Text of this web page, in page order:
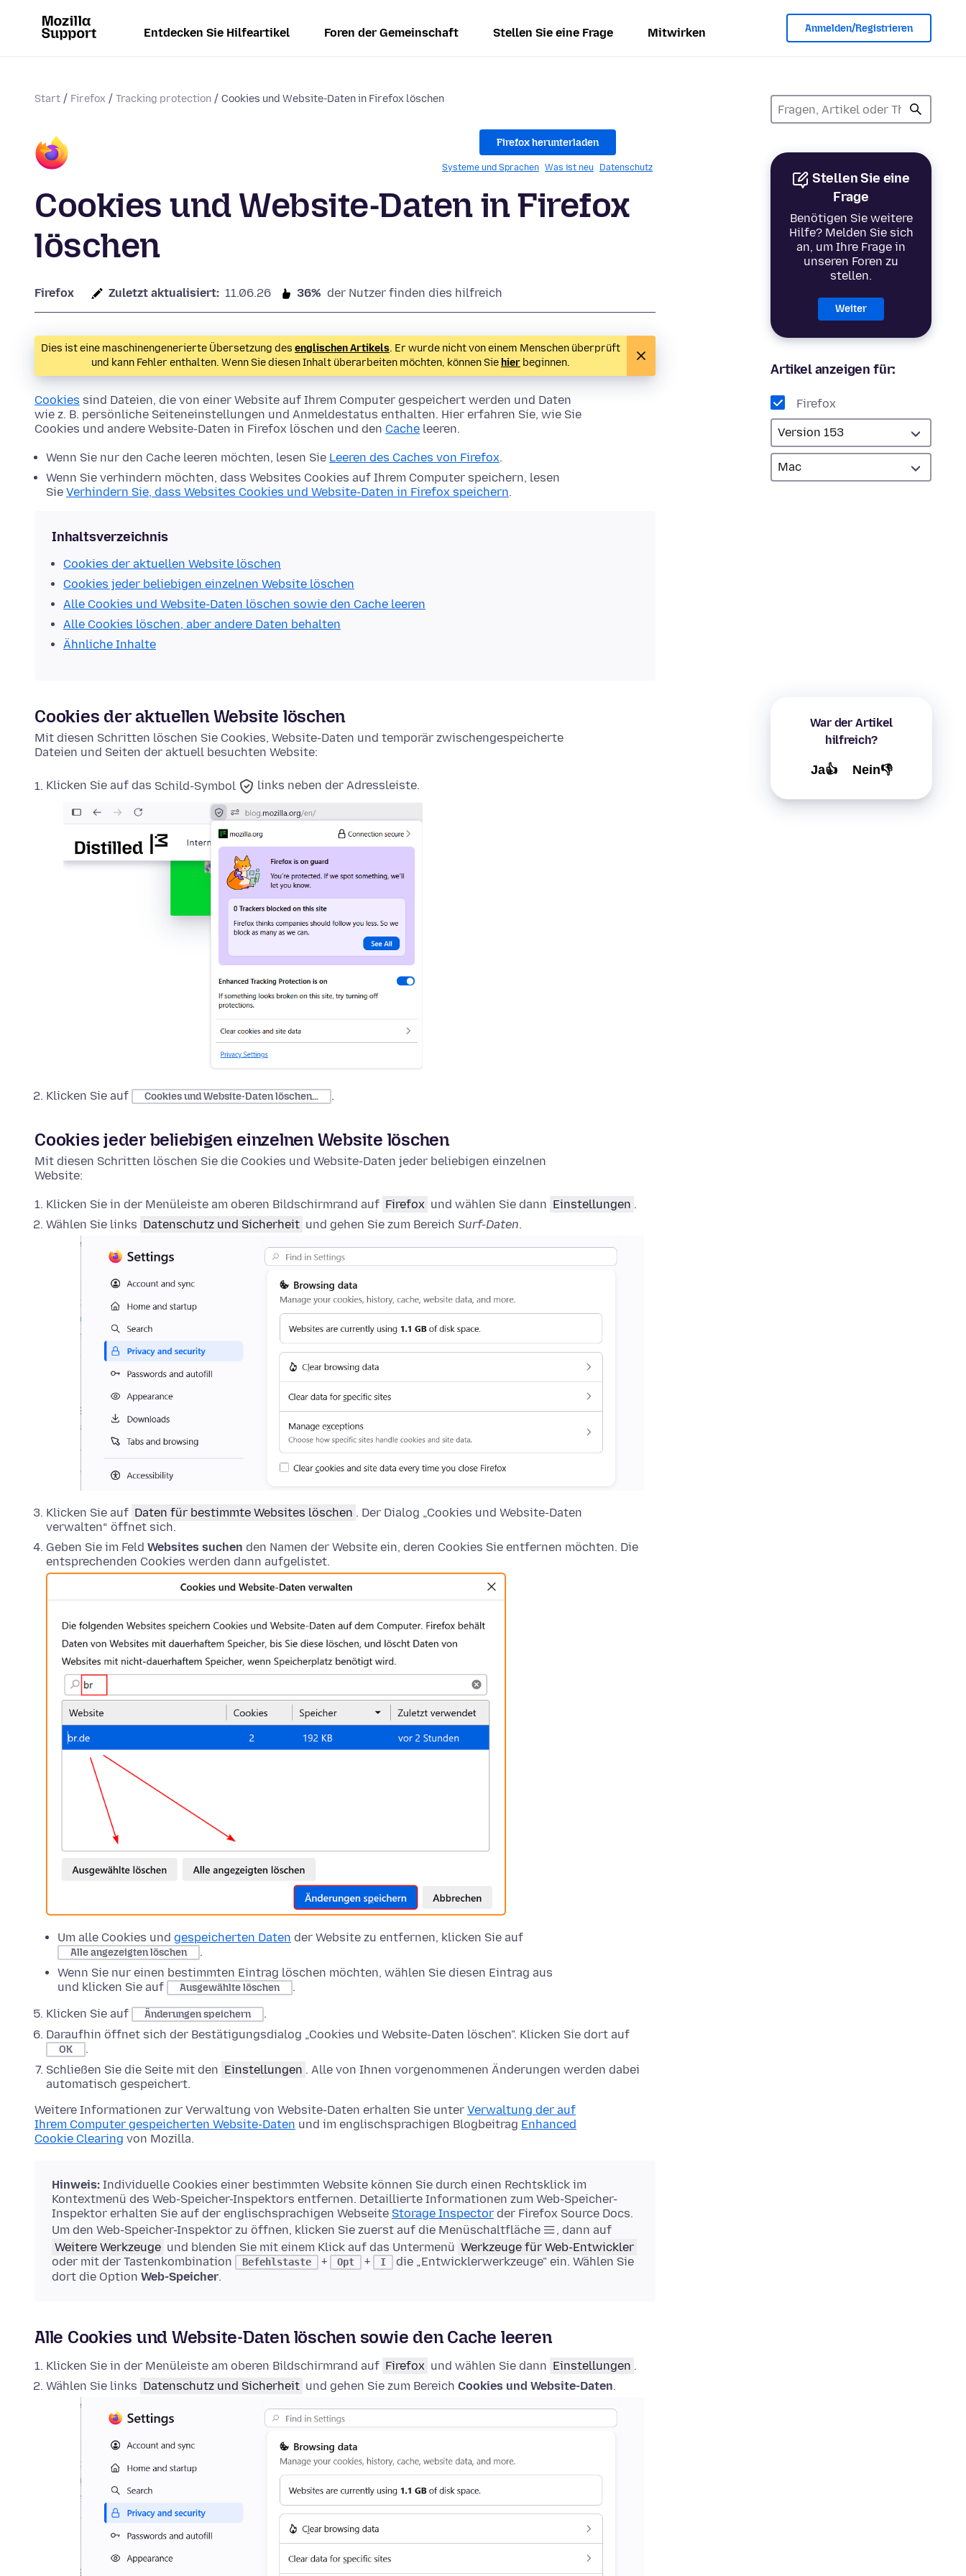
Entdecken Sie Hilfeartikel Foren der Gemeinschaft Stellen Sie eine Frage Mitwirken Anmelden/Registrieren
Start Firefox Tracking protection Cookies und Website-Daten in Firefox löschen
Stellen Sie eine
Frage
Benötigen Sie weitere
Hilfe? Melden Sie sich
an, um Ihre Frage in
unseren Foren zu
stellen.
Weiter
Artikel anzeigen für:
Firefox
War der Artikel
hilfreich?
Ja👍 Nein👎
Firefox herunterladen
Systeme und Sprachen Was ist neu Datenschutz
Cookies und Website-Daten in Firefox
löschen
Firefox Zuletzt aktualisiert: 11.06.26 36% der Nutzer finden dies hilfreich
Dies ist eine maschinengenerierte Übersetzung des englischen Artikels. Er wurde nicht von einem Menschen überprüft
und kann Fehler enthalten. Wenn Sie diesen Inhalt überarbeiten möchten, können Sie hier beginnen.
Cookies sind Dateien, die von einer Website auf Ihrem Computer gespeichert werden und Daten
wie z. B. persönliche Seiteneinstellungen und Anmeldestatus enthalten. Hier erfahren Sie, wie Sie
Cookies und andere Website-Daten in Firefox löschen und den Cache leeren.
Wenn Sie nur den Cache leeren möchten, lesen Sie Leeren des Caches von Firefox.
Wenn Sie verhindern möchten, dass Websites Cookies auf Ihrem Computer speichern, lesen
Sie Verhindern Sie, dass Websites Cookies und Website-Daten in Firefox speichern.
Inhaltsverzeichnis
Cookies der aktuellen Website löschen
Cookies jeder beliebigen einzelnen Website löschen
Alle Cookies und Website-Daten löschen sowie den Cache leeren
Alle Cookies löschen, aber andere Daten behalten
Ähnliche Inhalte
Cookies der aktuellen Website löschen
Mit diesen Schritten löschen Sie Cookies, Website-Daten und temporär zwischengespeicherte
Dateien und Seiten der aktuell besuchten Website:
Klicken Sie auf das Schild-Symbol links neben der Adressleiste.
Klicken Sie auf Cookies und Website-Daten löschen… .
Cookies jeder beliebigen einzelnen Website löschen
Mit diesen Schritten löschen Sie die Cookies und Website-Daten jeder beliebigen einzelnen
Website:
Klicken Sie in der Menüleiste am oberen Bildschirmrand auf Firefox und wählen Sie dann Einstellungen .
Wählen Sie links Datenschutz und Sicherheit und gehen Sie zum Bereich Surf-Daten.
Klicken Sie auf Daten für bestimmte Websites löschen . Der Dialog „Cookies und Website-Daten
verwalten“ öffnet sich.
Geben Sie im Feld Websites suchen den Namen der Website ein, deren Cookies Sie entfernen möchten. Die
entsprechenden Cookies werden dann aufgelistet.
Um alle Cookies und gespeicherten Daten der Website zu entfernen, klicken Sie auf
Alle angezeigten löschen
.
Wenn Sie nur einen bestimmten Eintrag löschen möchten, wählen Sie diesen Eintrag aus
und klicken Sie auf
Ausgewählte löschen
.
Klicken Sie auf
Änderungen speichern
.
Daraufhin öffnet sich der Bestätigungsdialog „Cookies und Website-Daten löschen". Klicken Sie dort auf
OK
.
Schließen Sie die Seite mit den Einstellungen . Alle von Ihnen vorgenommenen Änderungen werden dabei
automatisch gespeichert.
Weitere Informationen zur Verwaltung von Website-Daten erhalten Sie unter Verwaltung der auf
Ihrem Computer gespeicherten Website-Daten und im englischsprachigen Blogbeitrag Enhanced
Cookie Clearing von Mozilla.
Hinweis: Individuelle Cookies einer bestimmten Website können Sie durch einen Rechtsklick im
Kontextmenü des Web-Speicher-Inspektors entfernen. Detaillierte Informationen zum Web-Speicher-
Inspektor erhalten Sie auf der englischsprachigen Webseite Storage Inspector der Firefox Source Docs.
Um den Web-Speicher-Inspektor zu öffnen, klicken Sie zuerst auf die Menüschaltfläche
, dann auf
Weitere Werkzeuge und blenden Sie mit einem Klick auf das Untermenü Werkzeuge für Web-Entwickler
oder mit der Tastenkombination
Befehlstaste + Opt + I
die „Entwicklerwerkzeuge" ein. Wählen Sie
dort die Option Web-Speicher.
Alle Cookies und Website-Daten löschen sowie den Cache leeren
Klicken Sie in der Menüleiste am oberen Bildschirmrand auf Firefox und wählen Sie dann Einstellungen .
Wählen Sie links Datenschutz und Sicherheit und gehen Sie zum Bereich Cookies und Website-Daten.